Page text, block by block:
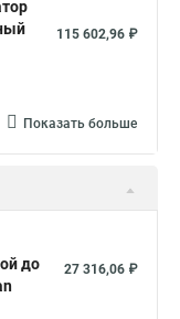
ds 2cd1148 i b
ds
ds 2ce16d8t
115 602,96 ₽
Показать больше
до
27 316,06 ₽